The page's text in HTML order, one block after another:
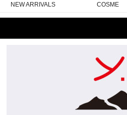
NEW ARRIVALS COSME